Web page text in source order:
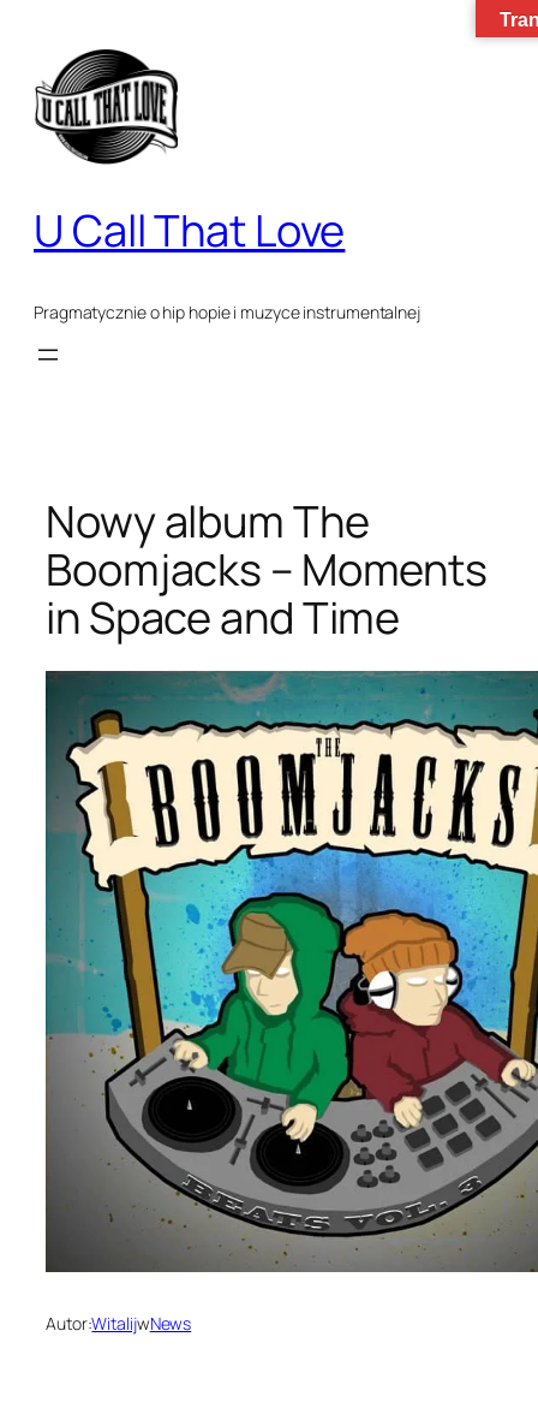
treści
U Call That Love
Pragmatycznie o hip hopie i muzyce instrumentalnej
Nowy album The
Boomjacks – Moments
in Space and Time
Autor:WitalijwNews